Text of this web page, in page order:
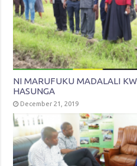
NI MARUFUKU MADALALI
HASUNGA
December 21, 2019